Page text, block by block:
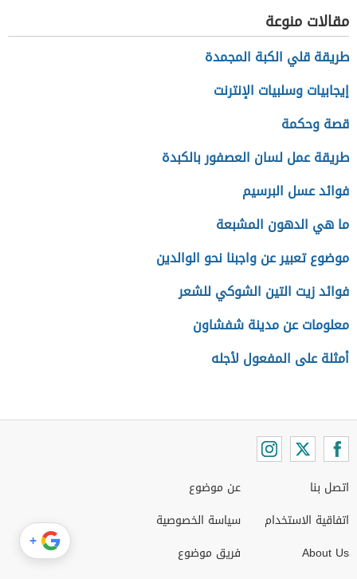
المستقرة
الرقمية
مقالات منوعة
طريقة قلي الكبة المجمدة
إيجابيات وسلبيات الإنترنت
قصة وحكمة
طريقة عمل لسان العصفور بالكبدة
فوائد عسل البرسيم
ما هي الدهون المشبعة
موضوع تعبير عن واجبنا نحو الوالدين
فوائد زيت التين الشوكي للشعر
معلومات عن مدينة شفشاون
أمثلة على المفعول لأجله
اتصل بنا
اتفاقية الاستخدام
About Us
عن موضوع
سياسة الخصوصية
فريق موضوع
+